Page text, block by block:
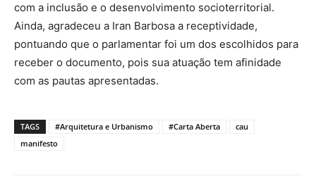
com a inclusão e o desenvolvimento socioterritorial.
Ainda, agradeceu a Iran Barbosa a receptividade,
pontuando que o parlamentar foi um dos escolhidos para
receber o documento, pois sua atuação tem afinidade
com as pautas apresentadas.
TAGS #Arquitetura e Urbanismo #Carta Aberta
cau
manifesto